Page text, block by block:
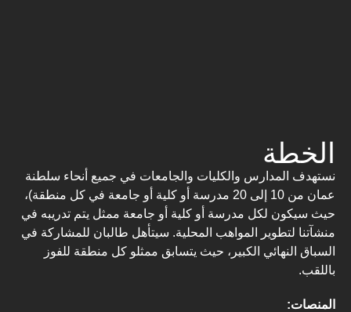
الخطة
نستهدف المدارس والكليات والجامعات في جميع أنحاء سلطنة
عمان من 10 إلى 20 مدرسة أو كلية أو جامعة في كل منطقة)،
حيث سيكون لكل مدرسة أو كلية أو جامعة ممثل يتم تدريبه في
منشآتنا لتطوير المواهب المحلية. سيتأهل طالبان للمشاركة في
السباق النهائي الكبير، حيث يتسابق ممثلو كل منطقة للفوز
باللقب.
المنصات: